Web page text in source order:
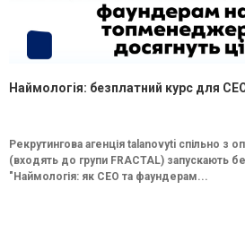
Наймологія: безплатний курс для
Рекрутингова агенція talanovyti спільно з
(входять до групи FRACTAL) запускають
"Наймологія: як СEO та фаундерам...